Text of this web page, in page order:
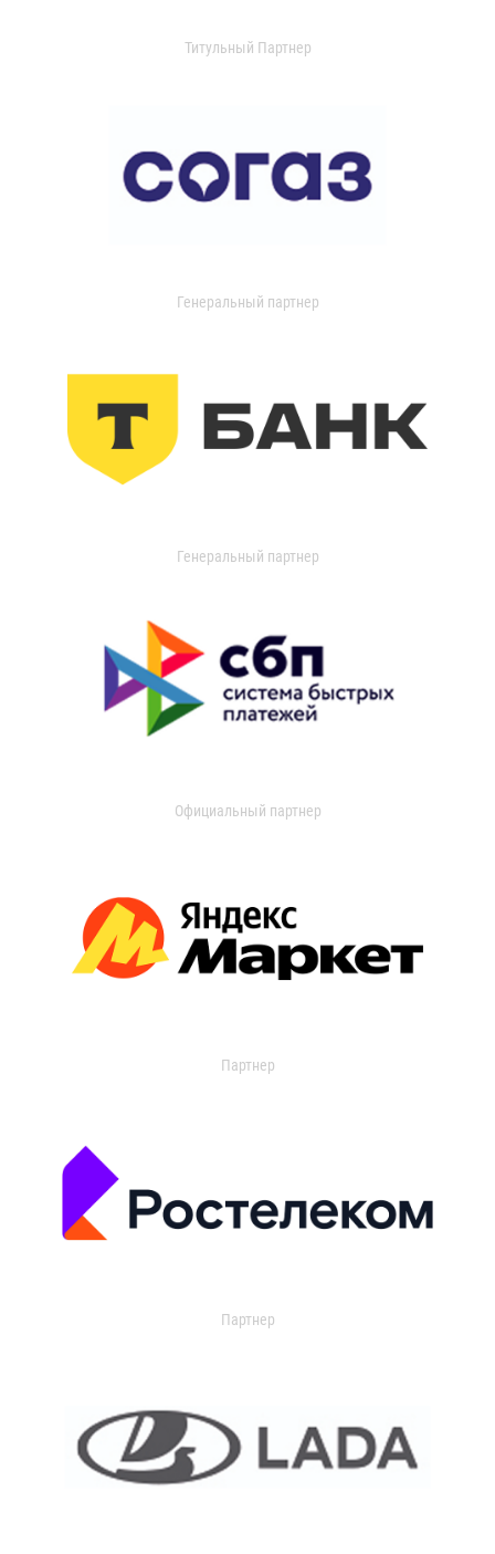
Титульный Партнер
Генеральный партнер
Генеральный партнер
Официальный партнер
Партнер
Партнер